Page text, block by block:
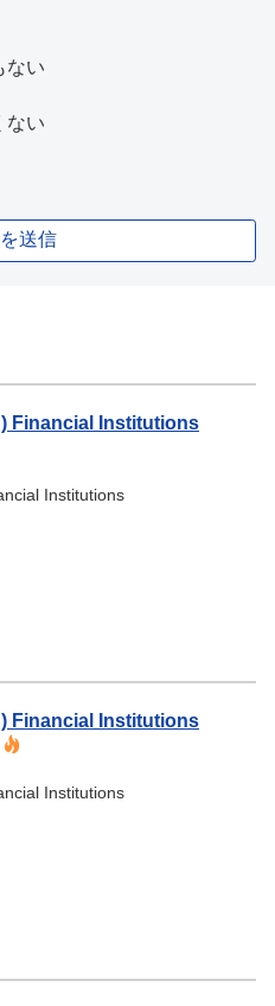
ない
ない
送信
Financial Institutions
Institutions
Financial Institutions
Institutions